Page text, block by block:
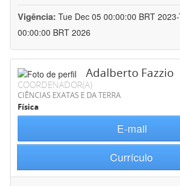
Vigência: Tue Dec 05 00:00:00 BRT
00:00:00 BRT 2026
Adalberto Fazzio
COORDENADOR(A)
CIÊNCIAS EXATAS E DA TERRA
Física
E-mail
Currículo